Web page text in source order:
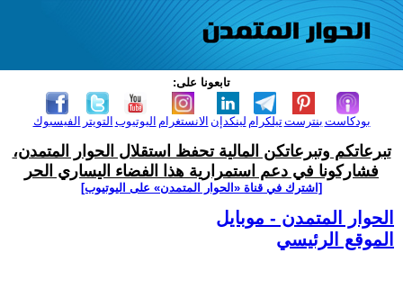
تابعونا على:
الفيسبوك التويتر اليوتيوب الانستغرام لينكدإن تيلكرامبنترست بودكاست
تبرعاتكم وتبرعاتكن المالية تحفظ استقلال الحوار المتمدن،
فشاركونا في دعم استمرارية هذا الفضاء اليساري الحر
[اشترك في قناة ‫«الحوار المتمدن» على اليوتيوب]
الحوار المتمدن - موبايل
الموقع الرئيسي